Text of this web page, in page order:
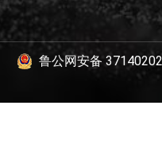
鲁公网安备